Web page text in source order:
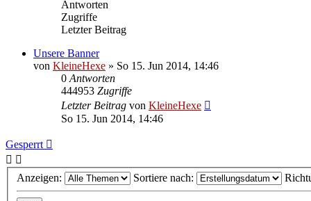
Antworten
Zugriffe
Letzter Beitrag
Unsere Banner
von KleineHexe » So 15. Jun 2014, 14:46
0 Antworten
444953 Zugriffe
Letzter Beitrag von KleineHexe
So 15. Jun 2014, 14:46
Gesperrt
Anzeigen: Sortiere nach: